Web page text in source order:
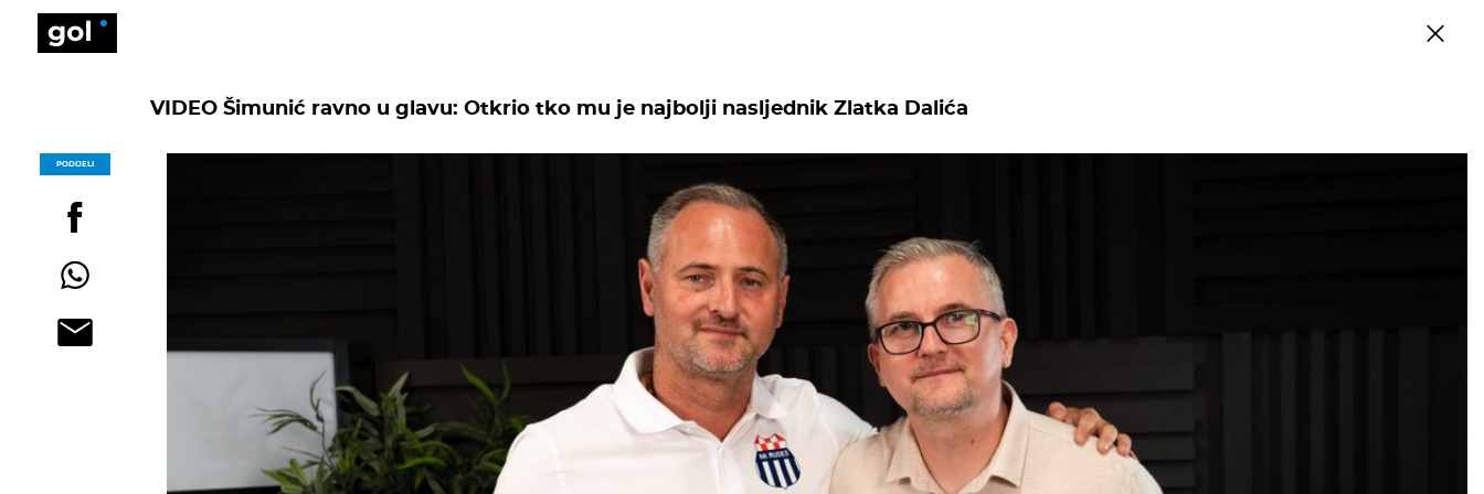
VIDEO Šimunić ravno u glavu: Otkrio tko mu je najbolji nasljednik Zlatka Dalića
PODIJELI